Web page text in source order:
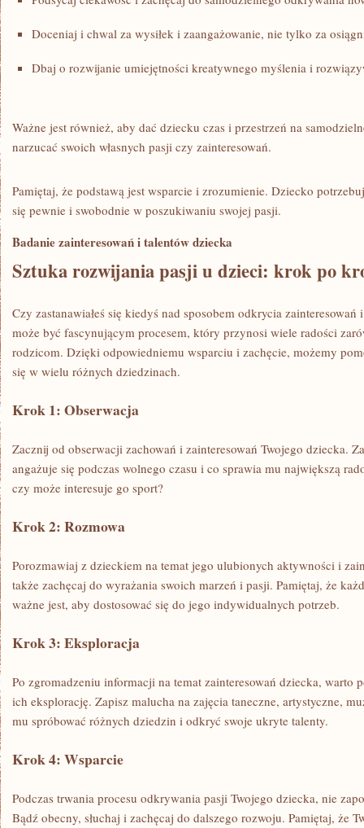
Doceniaj i chwal ‍za‌ wysiłek ⁢i zaangażowanie, ⁣nie tylko za
Dbaj o ⁤rozwijanie ⁣umiejętności ⁣kreatywnego myślenia ​i
Ważne ⁢jest również, aby dać ⁢dziecku czas i przestrzeń​ na
narzucać swoich własnych pasji czy zainteresowań.
Pamiętaj, że podstawą⁣ jest ‍wsparcie i zrozumienie. Dziecko
się ⁣pewnie i​ swobodnie ⁢w⁤ poszukiwaniu⁣ swojej pasji.
Badanie zainteresowań i talentów dziecka
Sztuka rozwijania​ pasji ⁤u dzieci: krok po⁢
Czy zastanawiałeś się kiedyś ​nad sposobem odkrycia​
może⁢ być‌ fascynującym ⁢procesem, który⁣ przynosi ⁤wiele radości
⁤rodzicom.⁣ Dzięki odpowiedniemu⁢ wsparciu‌ i⁤ zachęcie, możemy
się w wielu‍ różnych ‍dziedzinach.
Krok 1:⁢ Obserwacja
Zacznij⁢ od obserwacji zachowań i zainteresowań ⁣Twojego dziecka.
angażuje się ‌podczas wolnego ​czasu i co sprawia mu największą
czy ⁤może interesuje go sport?
Krok 2: Rozmowa
Porozmawiaj ‌z dzieckiem​ na temat ⁤jego ulubionych⁣ aktywności i
także zachęcaj do wyrażania swoich marzeń i pasji. Pamiętaj, że
‍ważne jest, aby dostosować się do ‌jego indywidualnych potrzeb.
Krok 3: ‌Eksploracja
Po zgromadzeniu ‍informacji na temat zainteresowań dziecka, warto
ich eksplorację. Zapisz ⁣malucha na zajęcia ‍taneczne, artystyczne,
mu spróbować różnych dziedzin i odkryć swoje ukryte talenty.
Krok 4:​ Wsparcie
Podczas ​trwania ‍procesu odkrywania pasji Twojego dziecka, nie‍
Bądź obecny, słuchaj​ i zachęcaj‍ do dalszego rozwoju. Pamiętaj, że